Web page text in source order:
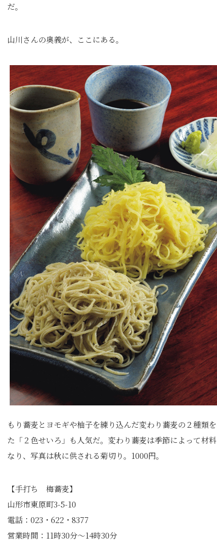
だ。
山川さんの奥義が、ここにある。
もり蕎麦とヨモギや柚子を練り込んだ変わり蕎麦の２種類
た「２色せいろ」も人気だ。変わり蕎麦は季節によって材
なり、写真は秋に供される菊切り。1000円。
【手打ち 梅蕎麦】
山形市東原町3-5-10
電話：023・622・8377
営業時間：11時30分～14時30分